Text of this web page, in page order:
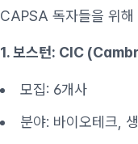
CAPSA 독자들을 위해
1. 보스턴: CIC
모집: 6개사
분야: 바이오테크,